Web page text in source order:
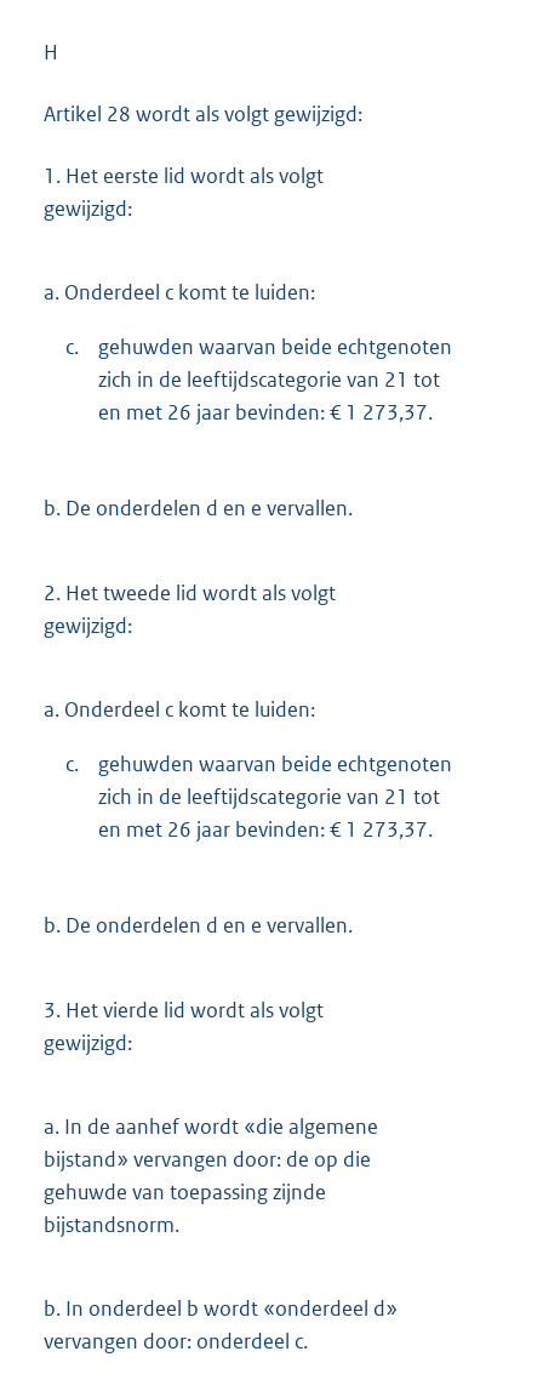
H
Artikel 28 wordt als volgt gewijzigd:
1. Het eerste lid wordt als volgt
gewijzigd:
a. Onderdeel c komt te luiden:
c.
gehuwden waarvan beide echtgenoten
zich in de leeftijdscategorie van 21 tot
en met 26 jaar bevinden: € 1 273,37.
b. De onderdelen d en e vervallen.
2. Het tweede lid wordt als volgt
gewijzigd:
a. Onderdeel c komt te luiden:
c.
gehuwden waarvan beide echtgenoten
zich in de leeftijdscategorie van 21 tot
en met 26 jaar bevinden: € 1 273,37.
b. De onderdelen d en e vervallen.
3. Het vierde lid wordt als volgt
gewijzigd:
a. In de aanhef wordt «die algemene
bijstand» vervangen door: de op die
gehuwde van toepassing zijnde
bijstandsnorm.
b. In onderdeel b wordt «onderdeel d»
vervangen door: onderdeel c.